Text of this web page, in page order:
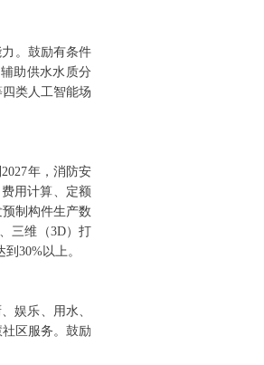
。鼓励有条件
助供水水质分
类人工智能场
年，消防安
用计算、定额
制构件生产数
三维（3D）打
30%以上。
娱乐、用水、
区服务。鼓励